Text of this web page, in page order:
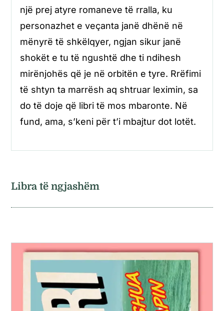
një prej atyre romaneve të rralla, ku
personazhet e veçanta janë dhënë në
mënyrë të shkëlqyer, ngjan sikur janë
shokët e tu të ngushtë dhe ti ndihesh
mirënjohës që je në orbitën e tyre. Rrëfimi
të shtyn ta marrësh aq shtruar leximin, sa
do të doje që libri të mos mbaronte. Në
fund, ama, s’keni për t’i mbajtur dot lotët.
Libra të ngjashëm